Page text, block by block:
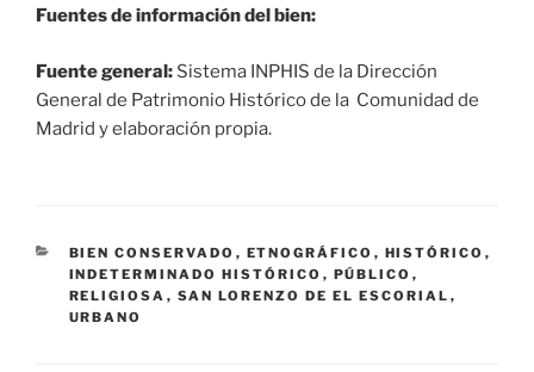
Fuentes de información del bien:
Fuente general: Sistema INPHIS de la Dirección
General de Patrimonio Histórico de la Comunidad de
Madrid y elaboración propia.
CATEGORÍAS
BIEN CONSERVADO , ETNOGRÁFICO , HISTÓRICO ,
INDETERMINADO HISTÓRICO , PÚBLICO ,
RELIGIOSA , SAN LORENZO DE EL ESCORIAL ,
URBANO